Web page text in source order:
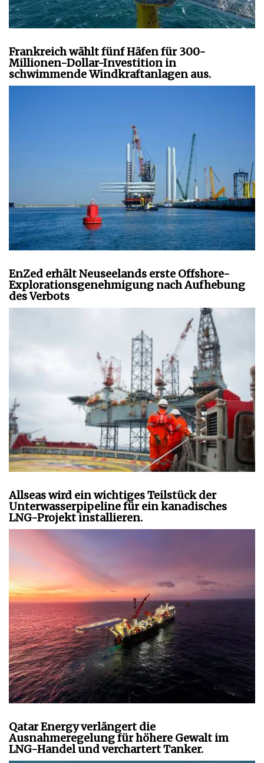
Frankreich wählt fünf Häfen für 300-
Millionen-Dollar-Investition in
schwimmende Windkraftanlagen aus.
EnZed erhält Neuseelands erste Offshore-
Explorationsgenehmigung nach Aufhebung
des Verbots
Allseas wird ein wichtiges Teilstück der
Unterwasserpipeline für ein kanadisches
LNG-Projekt installieren.
Qatar Energy verlängert die
Ausnahmeregelung für höhere Gewalt im
LNG-Handel und verchartert Tanker.